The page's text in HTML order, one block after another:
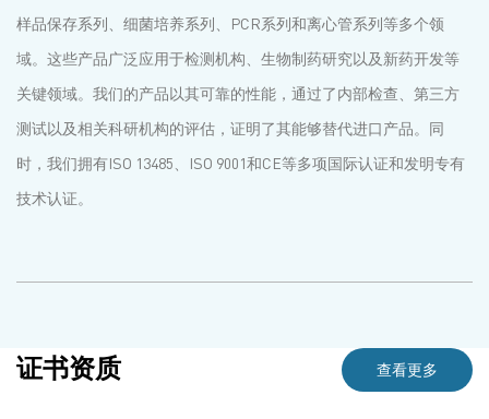
样品保存系列、细菌培养系列、PCR系列和离心管系列等多个领
域。这些产品广泛应用于检测机构、生物制药研究以及新药开发等
关键领域。我们的产品以其可靠的性能，通过了内部检查、第三方
测试以及相关科研机构的评估，证明了其能够替代进口产品。同
时，我们拥有ISO 13485、ISO 9001和CE等多项国际认证和发明专有
技术认证。
证书资质 查看更多